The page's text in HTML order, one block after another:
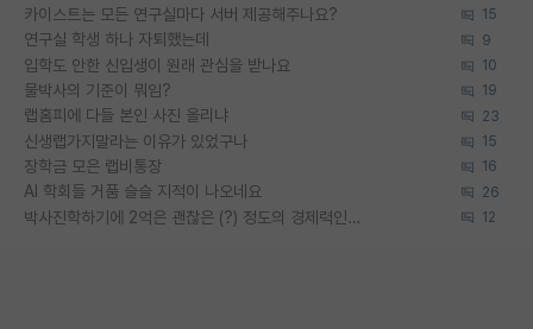
카이스트는 모든 연구실마다 서버 제공해주나요? 15
연구실 학생 하나 자퇴했는데 9
입학도 안한 신입생이 원래 관심을 받나요 10
물박사의 기준이 뭐임? 19
랩홈피에 다들 본인 사진 올리냐 23
신생랩가지말라는 이유가 있었구나 15
장학금 모은 랩비통장 16
AI 학회들 거품 슬슬 지적이 나오네요 26
박사진학하기에 2억은 괜찮은 (?) 정도의 경제력인가요 12